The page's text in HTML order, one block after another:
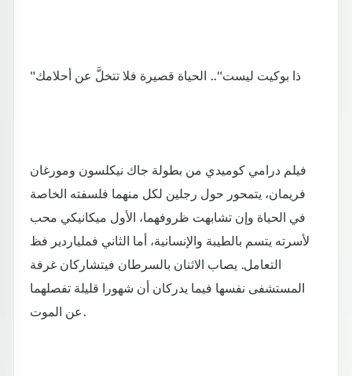
"ذا بوكيت ليست".. الحياة قصيرة فلا تتخلَّ عن أحلامك
فيلم درامي كوميدي من بطولة جاك نيكلسون ومورغان
فريمان، يتمحور حول رجلين لكل منهما فلسفته الخاصة
في الحياة وإن تشابهت ظروفهما، الأول ميكانيكي محب
لأسرته يتسم بالطيبة والإنسانية، أما الثاني فملياردير فظ
التعامل. يصاب الاثنان بالسرطان فيتشاركان غرفة
المستشفى نفسها فيما يدركان أن شهورا قليلة تفصلهما
عن الموت.